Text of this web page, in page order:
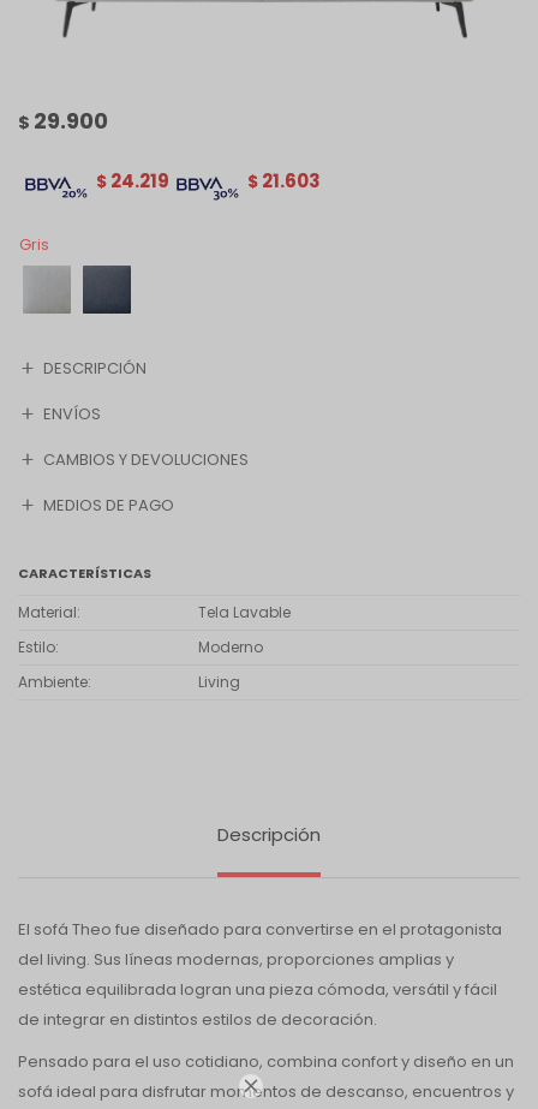

$ 29.900
$ 21.603
$ 24.219
Gris
DESCRIPCIÓN
ENVÍOS
CAMBIOS Y DEVOLUCIONES
MEDIOS DE PAGO
CARACTERÍSTICAS
Material
Tela Lavable
Estilo
Moderno
Ambiente
Living
Descripción
El sofá Theo fue diseñado para convertirse en el protagonista
del living. Sus líneas modernas, proporciones amplias y
estética equilibrada logran una pieza cómoda, versátil y fácil
de integrar en distintos estilos de decoración.
Pensado para el uso cotidiano, combina confort y diseño en un
sofá ideal para disfrutar momentos de descanso, encuentros y